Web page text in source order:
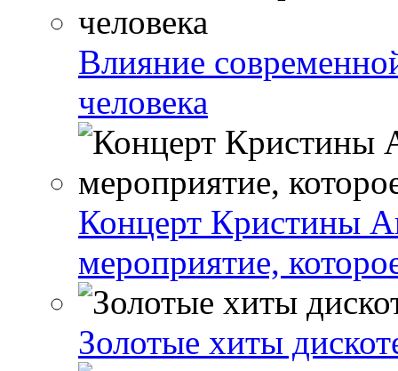
Влияние
человека
Концерт Кристины
мероприятие,
Золотые хиты